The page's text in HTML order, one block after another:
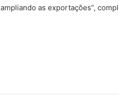
ampliando as exportações”,